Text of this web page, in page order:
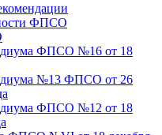
ФПСО
ФПСО №16 от 18
№13 ФПСО от 26
ФПСО №12 от 18